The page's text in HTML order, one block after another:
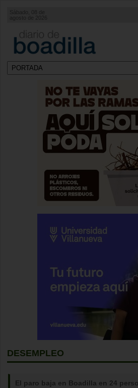
Sábado, 08 de
agosto de 2026
DESEMPLEO
El paro baja en Boadilla en 24